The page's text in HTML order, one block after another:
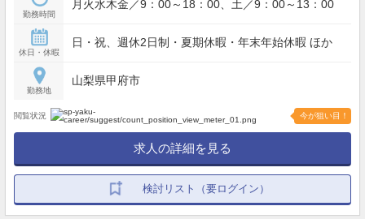
勤務時間
月火水木金／9：00～18：00、土／9：00～13：00
休日・休暇
日・祝、週休2日制・夏期休暇・年末年始休暇 ほか
勤務地
山梨県甲府市
閲覧状況 今が狙い目！
求人の詳細を見る
検討リスト（要ログイン）